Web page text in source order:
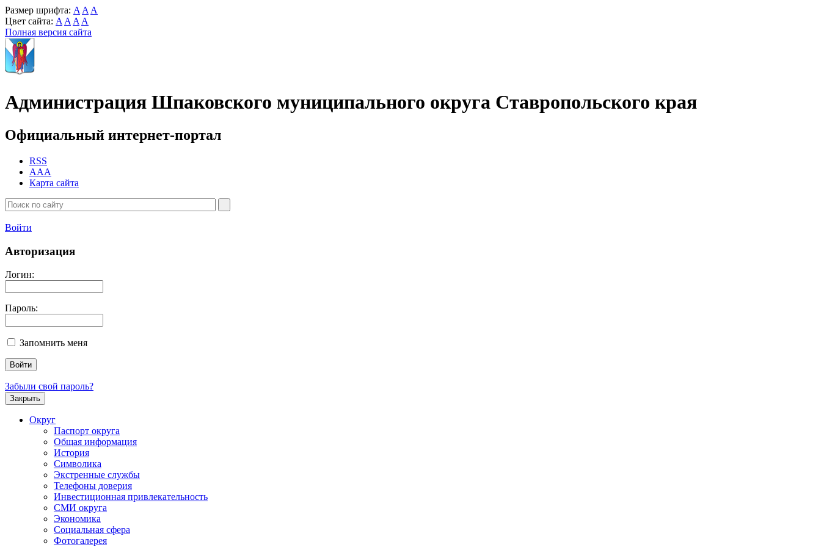
Размер шрифта: A A A
Цвет сайта: A A A A
Полная версия сайта
Администрация Шпаковского муниципального округа Ставропольского края
Официальный интернет-портал
RSS
AAA
Карта сайта
Войти
Авторизация
Логин:
Пароль:
Запомнить меня
Забыли свой пароль?
Закрыть
Округ
Паспорт округа
Общая информация
История
Символика
Экстренные службы
Телефоны доверия
Инвестиционная привлекательность
СМИ округа
Экономика
Социальная сфера
Фотогалерея